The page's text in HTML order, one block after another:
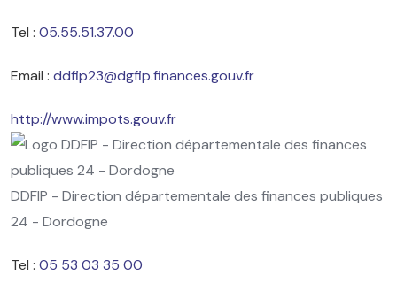
Tel : 05.55.51.37.00
Email : ddfip23@dgfip.finances.gouv.fr
http://www.impots.gouv.fr
DDFIP - Direction départementale des finances publiques
24 - Dordogne
Tel : 05 53 03 35 00